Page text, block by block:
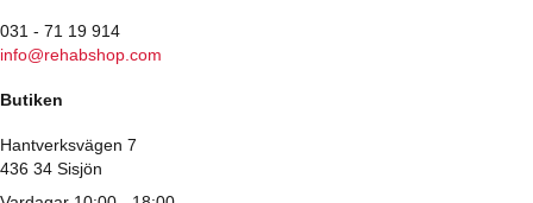
031 - 71 19 914
info@rehabshop.com
Butiken
Hantverksvägen 7
436 34 Sisjön